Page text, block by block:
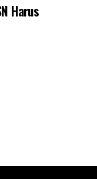
Harus